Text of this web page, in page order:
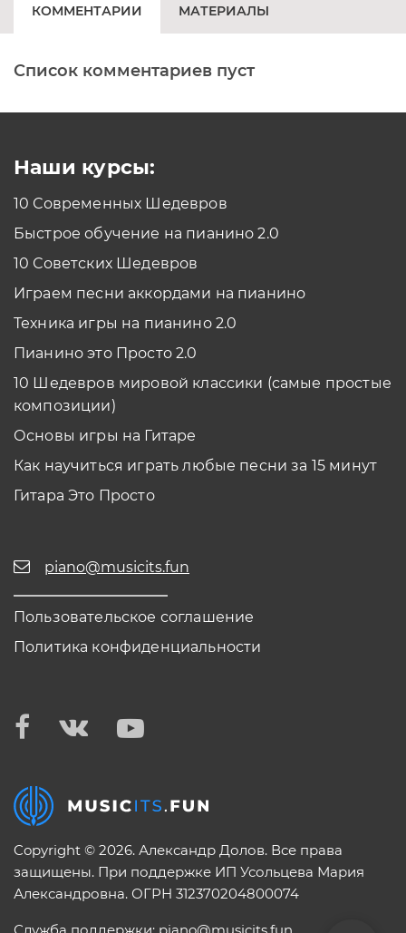
КОММЕНТАРИИ МАТЕРИАЛЫ
Список комментариев пуст
Наши курсы:
10 Современных Шедевров
Быстрое обучение на пианино 2.0
10 Советских Шедевров
Играем песни аккордами на пианино
Техника игры на пианино 2.0
Пианино это Просто 2.0
10 Шедевров мировой классики (самые простые
композиции)
Основы игры на Гитаре
Как научиться играть любые песни за 15 минут
Гитара Это Просто
piano@musicits.fun
Пользовательское соглашение
Политика конфиденциальности
Copyright © 2026. Александр Долов. Все права
защищены. При поддержке ИП Усольцева Мария
Александровна. ОГРН 312370204800074